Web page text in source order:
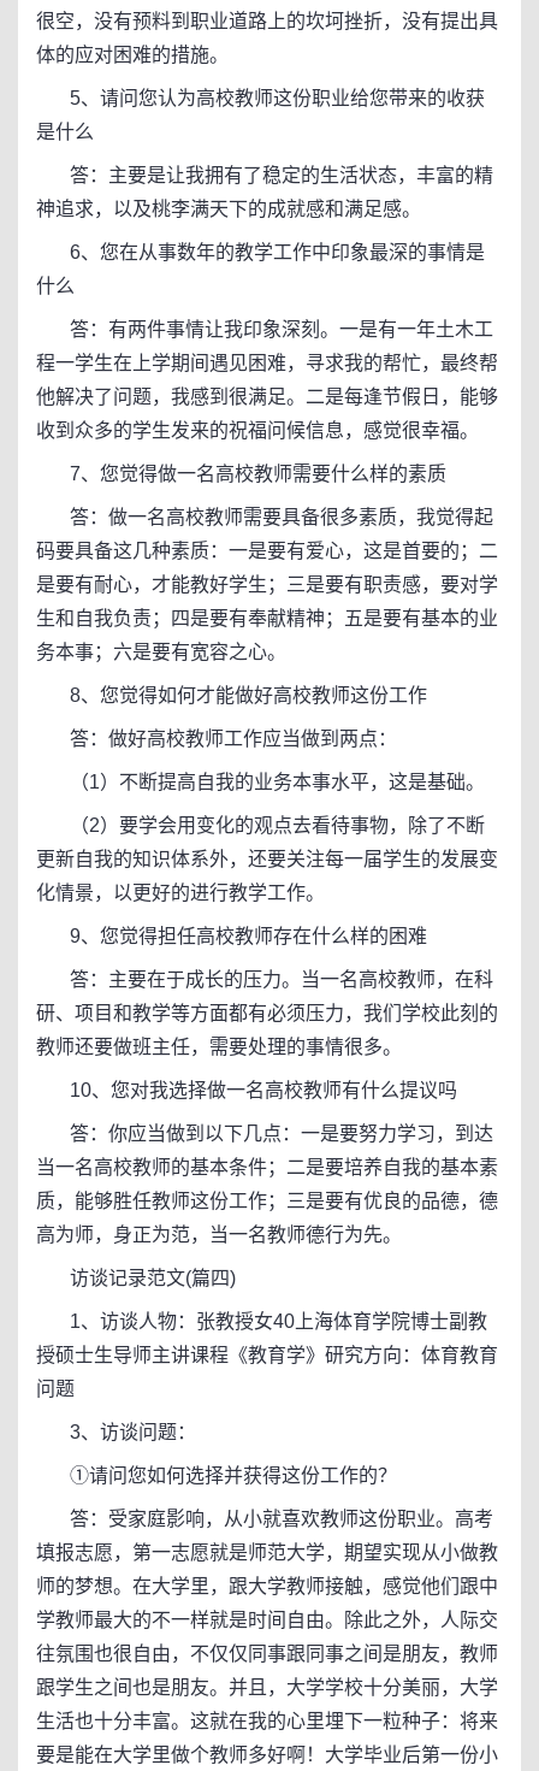
很空，没有预料到职业道路上的坎坷挫折，没有提出具
体的应对困难的措施。
5、请问您认为高校教师这份职业给您带来的收获
是什么
答：主要是让我拥有了稳定的生活状态，丰富的精
神追求，以及桃李满天下的成就感和满足感。
6、您在从事数年的教学工作中印象最深的事情是
什么
答：有两件事情让我印象深刻。一是有一年土木工
程一学生在上学期间遇见困难，寻求我的帮忙，最终帮
他解决了问题，我感到很满足。二是每逢节假日，能够
收到众多的学生发来的祝福问候信息，感觉很幸福。
7、您觉得做一名高校教师需要什么样的素质
答：做一名高校教师需要具备很多素质，我觉得起
码要具备这几种素质：一是要有爱心，这是首要的；二
是要有耐心，才能教好学生；三是要有职责感，要对学
生和自我负责；四是要有奉献精神；五是要有基本的业
务本事；六是要有宽容之心。
8、您觉得如何才能做好高校教师这份工作
答：做好高校教师工作应当做到两点：
（1）不断提高自我的业务本事水平，这是基础。
（2）要学会用变化的观点去看待事物，除了不断
更新自我的知识体系外，还要关注每一届学生的发展变
化情景，以更好的进行教学工作。
9、您觉得担任高校教师存在什么样的困难
答：主要在于成长的压力。当一名高校教师，在科
研、项目和教学等方面都有必须压力，我们学校此刻的
教师还要做班主任，需要处理的事情很多。
10、您对我选择做一名高校教师有什么提议吗
答：你应当做到以下几点：一是要努力学习，到达
当一名高校教师的基本条件；二是要培养自我的基本素
质，能够胜任教师这份工作；三是要有优良的品德，德
高为师，身正为范，当一名教师德行为先。
访谈记录范文(篇四)
1、访谈人物：张教授女40上海体育学院博士副教
授硕士生导师主讲课程《教育学》研究方向：体育教育
问题
3、访谈问题：
①请问您如何选择并获得这份工作的？
答：受家庭影响，从小就喜欢教师这份职业。高考
填报志愿，第一志愿就是师范大学，期望实现从小做教
师的梦想。在大学里，跟大学教师接触，感觉他们跟中
学教师最大的不一样就是时间自由。除此之外，人际交
往氛围也很自由，不仅仅同事跟同事之间是朋友，教师
跟学生之间也是朋友。并且，大学学校十分美丽，大学
生活也十分丰富。这就在我的心里埋下一粒种子：将来
要是能在大学里做个教师多好啊！大学毕业后第一份小